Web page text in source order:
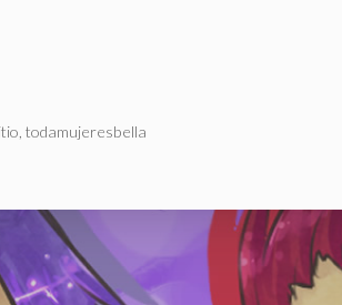
,todamujeresbella